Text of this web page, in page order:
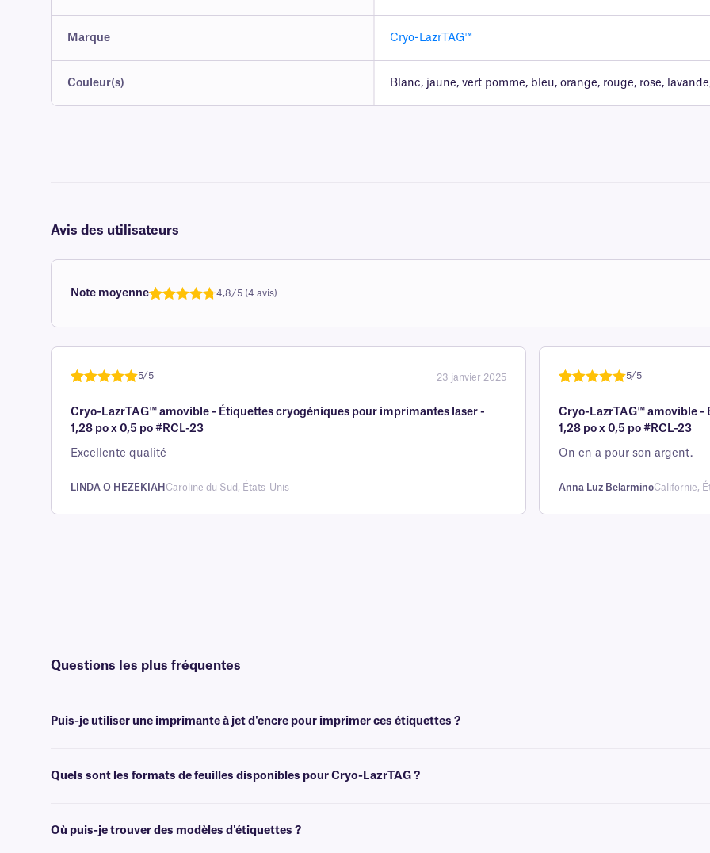
Marque Cryo-LazrTAG™
Couleur(s) Blanc, jaune, vert pomme, bleu, orange, rouge, rose,
Avis des utilisateurs
Note moyenne
sur 5 sur
la base d'
évaluation
4,8/5 (4 avis)
5 sur la
base d'
évaluation
5/5 23 janvier 2025
Cryo-LazrTAG™ amovible - Étiquettes cryogéniques pour imprimantes laser -
1,28 po x 0,5 po #RCL-23
Excellente qualité
LINDA O HEZEKIAH Caroline du Sud, États-Unis
5 sur la
base d'
évaluation
5/5
Cryo-LazrTAG™ amovible -
1,28 po x 0,5 po #RCL-23
On en a pour son argent.
Anna Luz BelarminoCalifornie,
Questions les plus fréquentes
Puis-je utiliser une imprimante à jet d'encre pour imprimer ces étiquettes ?
Quels sont les formats de feuilles disponibles pour Cryo-LazrTAG ?
Où puis-je trouver des modèles d'étiquettes ?